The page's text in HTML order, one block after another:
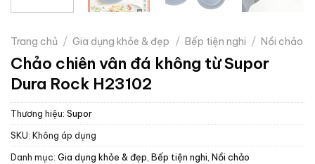
Trang chủ / Gia dụng khỏe & đẹp / Bếp tiện nghi / Nồi chảo
Chảo chiên vân đá không từ Supor
Dura Rock H23102
Thương hiệu: Supor
SKU: Không áp dụng
Danh mục: Gia dụng khỏe & đẹp Bếp tiện nghi Nồi chảo